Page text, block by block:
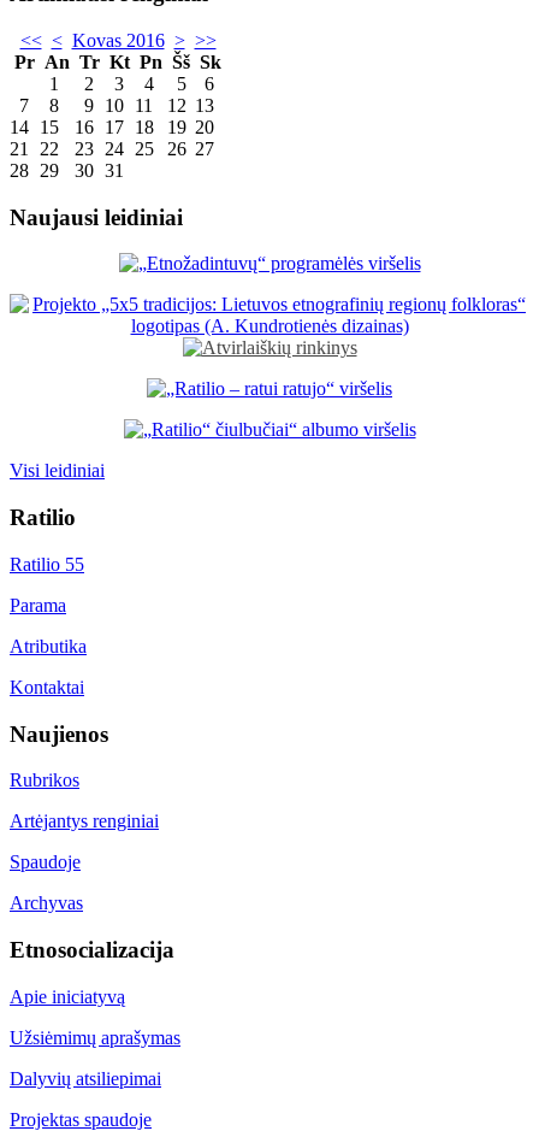
<< < Kovas 2016 > >>
Pr An Tr Kt Pn Šš Sk
1
2 3 4 5
6
7
8 9 10 11 12 13
14 15 16 17 18 19 20
21
22 23 24 25 26 27
28 29 30 31
Naujausi leidiniai
Visi leidiniai
Ratilio
Ratilio 55
Parama
Atributika
Kontaktai
Naujienos
Rubrikos
Artėjantys renginiai
Spaudoje
Archyvas
Etnosocializacija
Apie iniciatyvą
Užsiėmimų aprašymas
Dalyvių atsiliepimai
Projektas spaudoje